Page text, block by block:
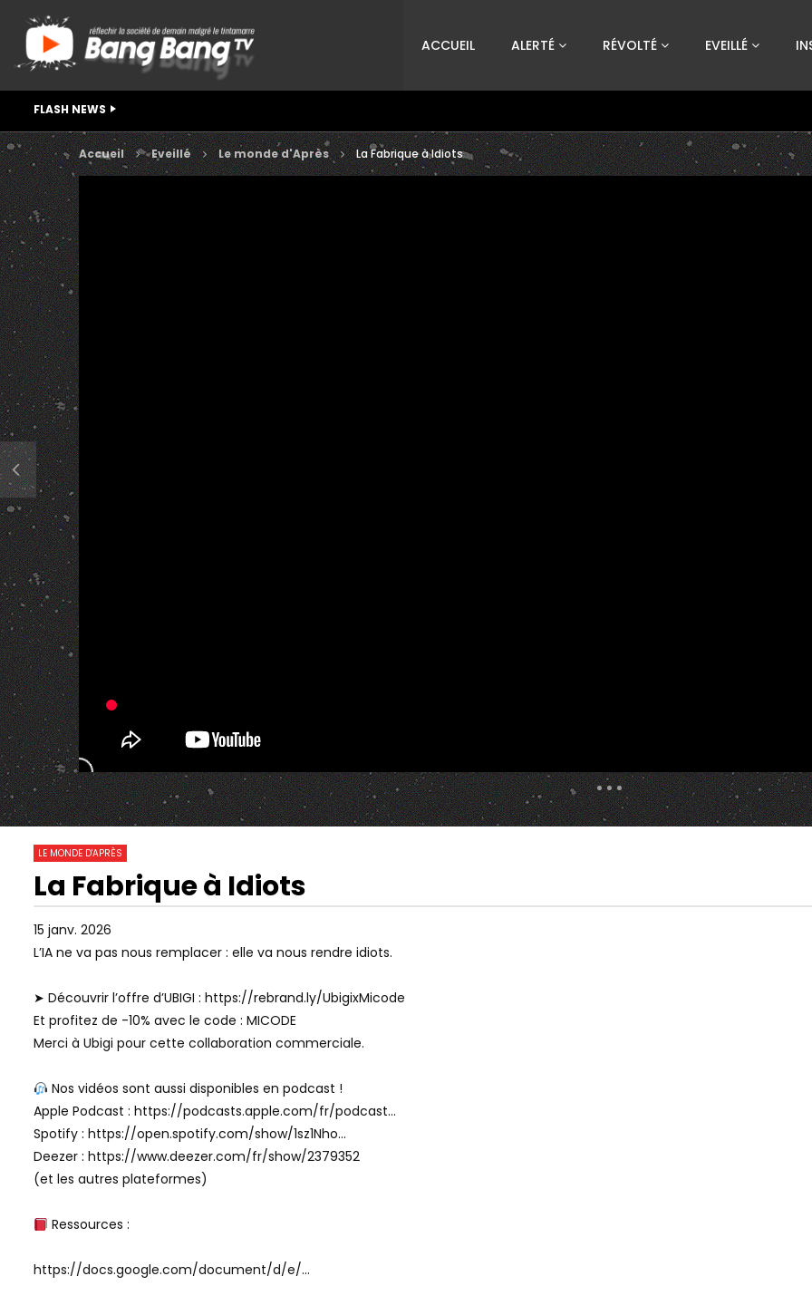
ACCUEIL ALERTÉ RÉVOLTÉ EVEILLÉ
FLASH NEWS
Accueil Eveillé Le monde d'Après La Fabrique à Idiots
2 805 420 Views
159 277 0
01:25:40
« ON A PERDU LE CONTRÔLE » : LE
CULTE DE LA PERFORMANCE
ACCÉLÈRE L’EFFONDREMENT –
FRÉDÉRIC BASCUÑANA ET ALEXIS
LE MONDE D'APRÈS
La Fabrique à Idiots
15 janv. 2026
L’IA ne va pas nous remplacer : elle va nous rendre idiots.
➤ Découvrir l’offre d’UBIGI : https://rebrand.ly/UbigixMicode
Et profitez de -10% avec le code : MICODE
Merci à Ubigi pour cette collaboration commerciale.
Nos vidéos sont aussi disponibles en podcast !
Apple Podcast : https://podcasts.apple.com/fr/podcast…
Spotify : https://open.spotify.com/show/1sz1Nho…
Deezer : https://www.deezer.com/fr/show/2379352
(et les autres plateformes)
Ressources :
https://docs.google.com/document/d/e/…
€